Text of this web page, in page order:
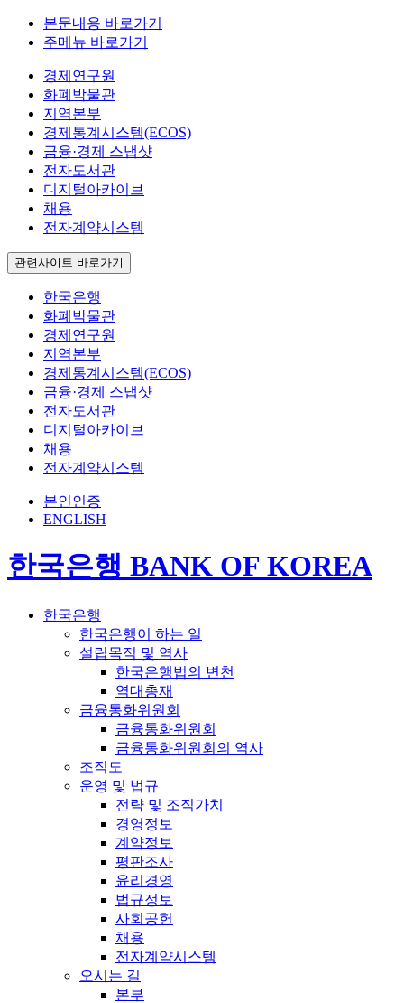
본문내용 바로가기
주메뉴 바로가기
경제연구원
화폐박물관
지역본부
경제통계시스템(ECOS)
금융·경제 스냅샷
전자도서관
디지털아카이브
채용
전자계약시스템
관련사이트 바로가기
한국은행
화폐박물관
경제연구원
지역본부
경제통계시스템(ECOS)
금융·경제 스냅샷
전자도서관
디지털아카이브
채용
전자계약시스템
본인인증
ENGLISH
한국은행 BANK OF KOREA
한국은행
한국은행이 하는 일
설립목적 및 역사
한국은행법의 변천
역대총재
금융통화위원회
금융통화위원회
금융통화위원회의 역사
조직도
운영 및 법규
전략 및 조직가치
경영정보
계약정보
평판조사
윤리경영
법규정보
사회공헌
채용
전자계약시스템
오시는 길
본부